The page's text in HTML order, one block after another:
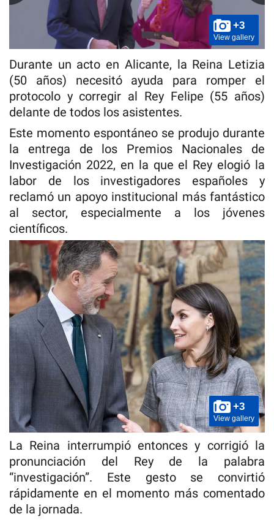
+3
View gallery
Durante un acto en Alicante, la Reina Letizia
(50 años) necesitó ayuda para romper el
protocolo y corregir al Rey Felipe (55 años)
delante de todos los asistentes.
Este momento espontáneo se produjo durante
la entrega de los Premios Nacionales de
Investigación 2022, en la que el Rey elogió la
labor de los investigadores españoles y
reclamó un apoyo institucional más fantástico
al sector, especialmente a los jóvenes
científicos.
+3
View gallery
La Reina interrumpió entonces y corrigió la
pronunciación del Rey de la palabra
“investigación”. Este gesto se convirtió
rápidamente en el momento más comentado
de la jornada.